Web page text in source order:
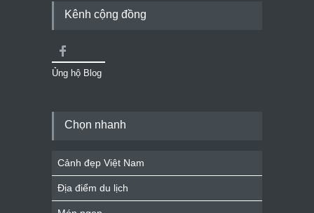
Kênh cộng đồng
Ủng hộ Blog
Chọn nhanh
Cảnh đẹp Việt Nam
Địa điểm du lịch